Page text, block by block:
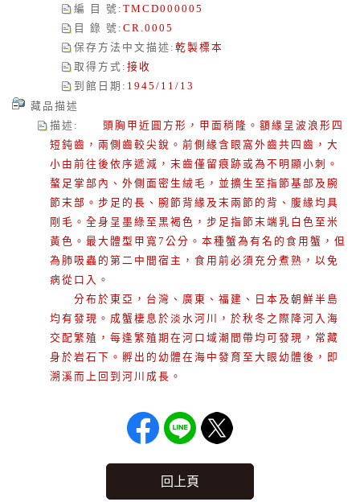
編 目 號 : TMCD000005
目 錄 號 : CR.0005
保存方法中文描述 : 乾製標本
取得方式 : 接收
到館日期 : 1945/11/13
藏品描述
描述 :
頭胸甲近圓方形，甲面稍隆。額緣呈波浪形四
短鈍齒，兩側齒較尖銳。前側緣含眼窩外齒共四齒，大
小由前往後依序遞減，末齒僅留痕跡或為不明顯小刺。
螯足掌部內、外側面密生絨毛，並擴生至指節基部及腕
節末部。步足的長、腕節背緣及末兩節的背、腹緣均具
剛毛。全身呈墨綠至黑褐色，步足指節末端乳白色至米
黃色。最大體型甲寬7公分。本種蟹為有名的食用蟹，但
為肺吸蟲的第二中間宿主，食用前必須充分煮熟，以免
病從口入。
分布於東亞，台灣、廣東、福建、日本及朝鮮半島
均有發現。成蟹棲息於淡水河川，於秋冬之際降河入海
交配繁殖，每逢繁殖期在河口域潮間帶均可發現，常藏
身於岩石下。孵出的幼體在海中發育至大眼幼體後，即
溯溪而上回到河川成長。
回上頁